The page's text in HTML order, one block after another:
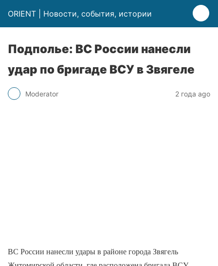
ORIENT | Новости, события, истории
Подполье: ВС России нанесли
удар по бригаде ВСУ в Звягеле
Moderator 2 года ago
ВС России нанесли удары в районе города Звягель